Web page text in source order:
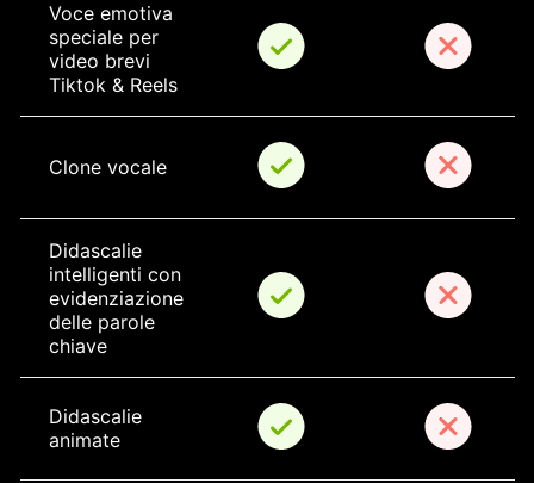
Voce emotiva
speciale per
video brevi
Tiktok & Reels
Clone vocale
Didascalie
intelligenti con
evidenziazione
delle parole
chiave
Didascalie
animate